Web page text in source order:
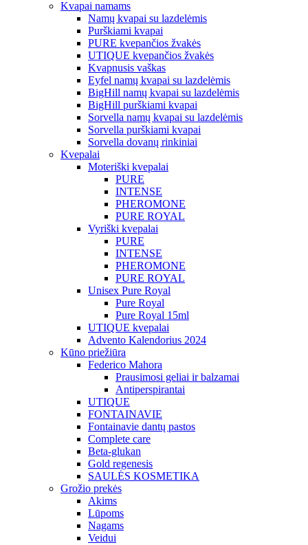
Kvapai namams
Namų kvapai su lazdelėmis
Purškiami kvapai
PURE kvepančios žvakės
UTIQUE kvepančios žvakės
Kvapnusis vaškas
Eyfel namų kvapai su lazdelėmis
BigHill namų kvapai su lazdelėmis
BigHill purškiami kvapai
Sorvella namų kvapai su lazdelėmis
Sorvella purškiami kvapai
Sorvella dovanų rinkiniai
Kvepalai
Moteriški kvepalai
PURE
INTENSE
PHEROMONE
PURE ROYAL
Vyriški kvepalai
PURE
INTENSE
PHEROMONE
PURE ROYAL
Unisex Pure Royal
Pure Royal
Pure Royal 15ml
UTIQUE kvepalai
Advento Kalendorius 2024
Kūno priežiūra
Federico Mahora
Prausimosi geliai ir balzamai
Antiperspirantai
UTIQUE
FONTAINAVIE
Fontainavie dantų pastos
Complete care
Beta-glukan
Gold regenesis
SAULĖS KOSMETIKA
Grožio prekės
Akims
Lūpoms
Nagams
Veidui